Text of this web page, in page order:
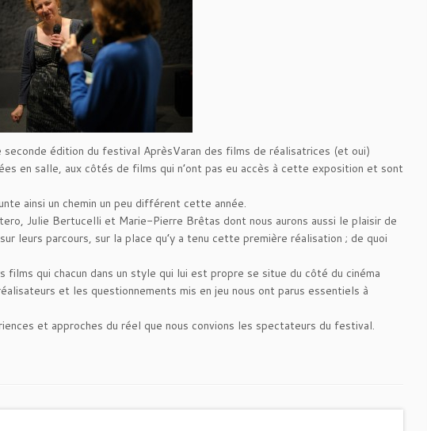
édition du festival AprèsVaran des films de réalisatrices (et oui)
en salle, aux côtés de films qui n’ont pas eu accès à cette exposition et sont
ainsi un chemin un peu différent cette année.
Julie Bertucelli et Marie-Pierre Brêtas dont nous aurons aussi le plaisir de
leurs parcours, sur la place qu’y a tenu cette première réalisation ; de quoi
films qui chacun dans un style qui lui est propre se situe du côté du cinéma
et les questionnements mis en jeu nous ont parus essentiels à
et approches du réel que nous convions les spectateurs du festival.